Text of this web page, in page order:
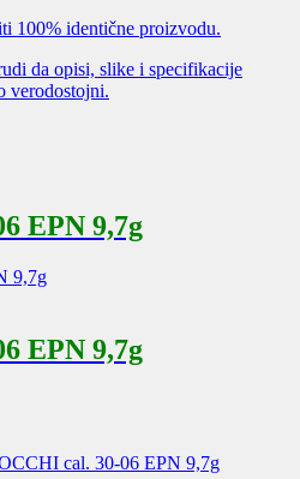
100% identične proizvodu.
da opisi, slike i specifikacije
verodostojni.
EPN 9,7g
EPN 9,7g
cal. 30-06 EPN 9,7g